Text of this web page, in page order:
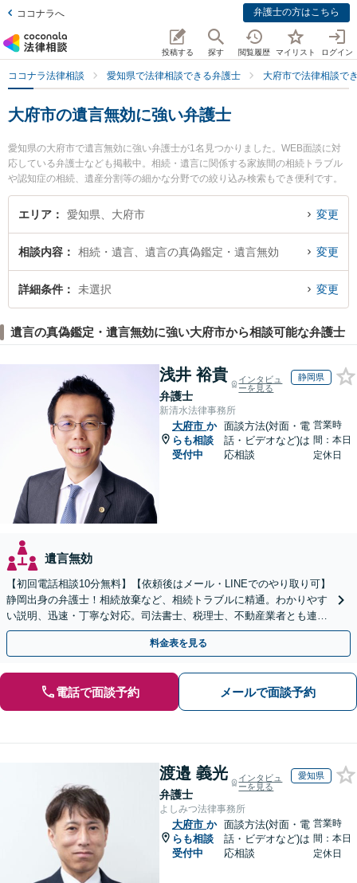
ココナラへ 弁護士の方はこちら
投稿する 探す 閲覧履歴 マイリスト ログイン
ココナラ法律相談 愛知県で法律相談できる弁護士 大府市で法律相談で
大府市の遺言無効に強い弁護士
愛知県の大府市で遺言無効に強い弁護士が1名見つかりました。WEB面談に対
応している弁護士なども掲載中。相続・遺言に関係する家族間の相続トラブル
や認知症の相続、遺産分割等の細かな分野での絞り込み検索もでき便利です。
特に若草法律事務所の河西 辰哉弁護士のプロフィール情報や弁護士費用、強み
などが注目されています。『大府市で土日や夜間に発生した遺言無効のトラブ
内の弁護士に相談予約したい』などでお困りの相談者さんにおすすめです。
エリア 愛知県、大府市 変更
相談内容 相続・遺言、遺言の真偽鑑定・遺言無効 変更
詳細条件 未選択 変更
遺言の真偽鑑定・遺言無効に強い大府市から相談可能な弁護士
浅井 裕貴
弁護士
インタビュ
ーを見る
静岡県
新清水法律事務所
大府市 か
らも相談
受付中
面談方法(対面・電
話・ビデオなど)は
応相談
営業時
間：本日
定休日
遺言無効
【初回電話相談10分無料】【依頼後はメール・LINEでのやり取り可】
静岡出身の弁護士！相続放棄など、相続トラブルに精通。わかりやす
い説明、迅速・丁寧な対応。司法書士、税理士、不動産業者とも連携
し、遺産相続をトータルサポート【完全個室相談】
料金表を見る
電話で面談予約 メールで面談予約
渡邉 義光
弁護士
インタビュ
ーを見る
愛知県
よしみつ法律事務所
大府市 か
らも相談
受付中
面談方法(対面・電
話・ビデオなど)は
応相談
営業時
間：本日
定休日